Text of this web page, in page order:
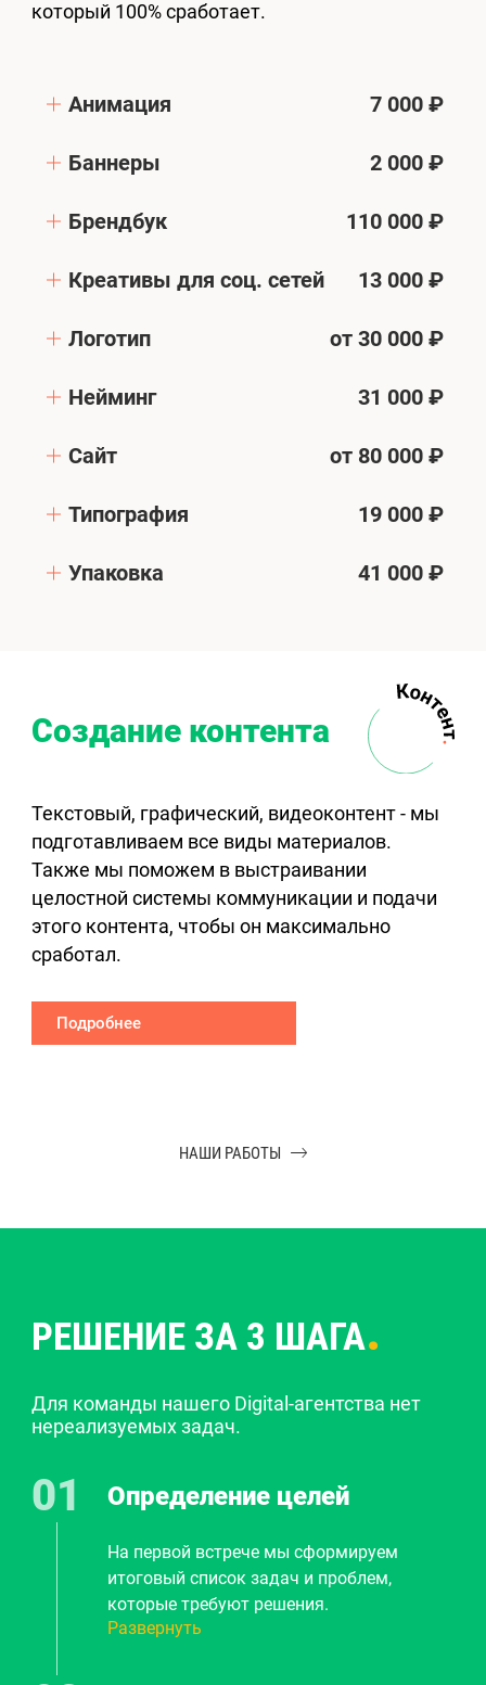
который 100% сработает.
Анимация 7 000 ₽
Баннеры 2 000 ₽
Брендбук 110 000 ₽
Креативы для соц. сетей 13 000 ₽
Логотип от 30 000 ₽
Нейминг 31 000 ₽
Сайт от 80 000 ₽
Типография 19 000 ₽
Упаковка 41 000 ₽
Создание контента
Текстовый, графический, видеоконтент - мы
подготавливаем все виды материалов.
Также мы поможем в выстраивании
целостной системы коммуникации и подачи
этого контента, чтобы он максимально
сработал.
Подробнее
НАШИ РАБОТЫ
РЕШЕНИЕ ЗА 3 ШАГА.
Для команды нашего Digital-агентства нет
нереализуемых задач.
Определение целей
На первой встрече мы сформируем
итоговый список задач и проблем,
которые требуют решения.
Предварительно обговорим методы,
Развернуть